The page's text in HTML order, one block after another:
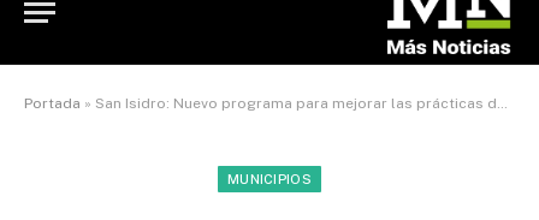
Portada » San Isidro: Nuevo programa para mejorar las prácticas de aprendizaje en la primera infancia
MUNICIPIOS